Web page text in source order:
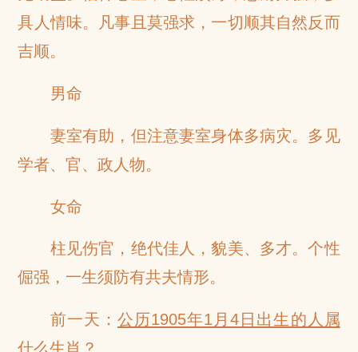
具人情味。凡事且莫强求，一切顺其自然反而
吉顺。
男命
妻室有助，但注意妻室身体多病灾。多见
学者、官、政人物。
女命
柱见伤官，绝代佳人，貌美、多才。个性
倔强，一生须防有共夫情形。
前一天： 公历1905年1月4日出生的人属
什么生肖？